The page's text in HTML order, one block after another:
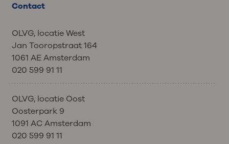
Contact
OLVG, locatie West
Jan Tooropstraat 164
1061 AE Amsterdam
020 599 91 11
OLVG, locatie Oost
Oosterpark 9
1091 AC Amsterdam
020 599 91 11